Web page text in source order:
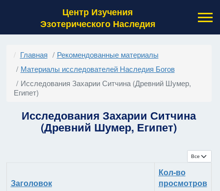
Центр Изучения
Эзотерического Наследия
Главная
Рекомендованные материалы
Материалы исследователей Наследия Богов
Исследования Захарии Ситчина (Древний Шумер,
Египет)
Исследования Захарии Ситчина
(Древний Шумер, Египет)
Кол-во
Заголовок
Кол-во
просмотров